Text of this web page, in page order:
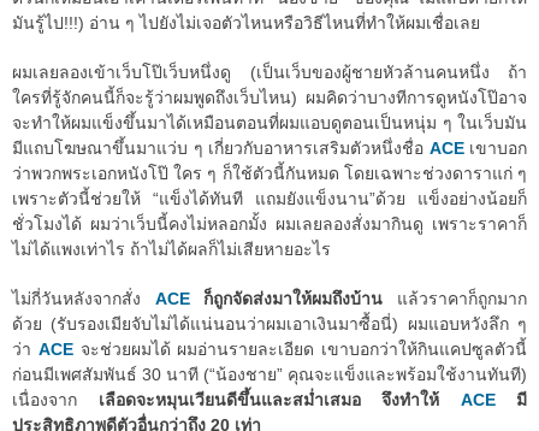
มันรู้ไป!!!) อ่าน ๆ ไปยังไม่เจอตัวไหนหรือวิธีไหนที่ทำให้ผมเชื่อเลย
ผมเลยลองเข้าเว็บโป๊เว็บหนึ่งดู (เป็นเว็บของผู้ชายหัวล้านคนหนึ่ง ถ้า
ใครที่รู้จักคนนี้ก็จะรู้ว่าผมพูดถึงเว็บไหน) ผมคิดว่าบางทีการดูหนังโป๊อาจ
จะทำให้ผมแข็งขึ้นมาได้เหมือนตอนที่ผมแอบดูตอนเป็นหนุ่ม ๆ ในเว็บมัน
มีแถบโฆษณาขึ้นมาแว่บ ๆ เกี่ยวกับอาหารเสริมตัวหนึ่งชื่อ ACEเขาบอก
ว่าพวกพระเอกหนังโป๊ ใคร ๆ ก็ใช้ตัวนี้กันหมด โดยเฉพาะช่วงดาราแก่ ๆ
เพราะตัวนี้ช่วยให้ “แข็งได้ทันที แถมยังแข็งนาน”ด้วย แข็งอย่างน้อยก็
ชั่วโมงได้ ผมว่าเว็บนี้คงไม่หลอกมั้ง ผมเลยลองสั่งมากินดู เพราะราคาก็
ไม่ได้แพงเท่าไร ถ้าไม่ได้ผลก็ไม่เสียหายอะไร
ไม่กี่วันหลังจากสั่ง ACE ก็ถูกจัดส่งมาให้ผมถึงบ้าน แล้วราคาก็ถูกมาก
ด้วย (รับรองเมียจับไม่ได้แน่นอนว่าผมเอาเงินมาซื้อนี่) ผมแอบหวังลึก ๆ
ว่า ACEจะช่วยผมได้ ผมอ่านรายละเอียด เขาบอกว่าให้กินแคปซูลตัวนี้
ก่อนมีเพศสัมพันธ์ 30 นาที (“น้องชาย” คุณจะแข็งและพร้อมใช้งานทันที)
เนื่องจาก เลือดจะหมุนเวียนดีขึ้นและสม่ำเสมอ จึงทำให้ ACEมี
ประสิทธิภาพดีตัวอื่นกว่าถึง 20 เท่า